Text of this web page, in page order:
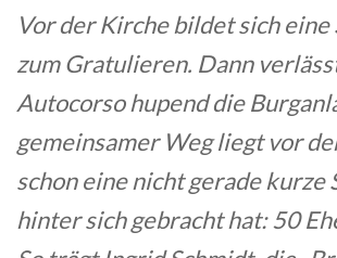
Vor der Kirche bildet sich eine
zum Gratulieren. Dann
Autocorso hupend die
gemeinsamer Weg liegt vor
schon eine nicht gerade kurze
hinter sich gebracht hat: 50